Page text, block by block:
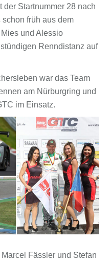
Startnummer 28 nach
früh aus dem
und Alessio
Renndistanz auf
war das Team
am Nürburgring und
im Einsatz.
Fässler und Stefan